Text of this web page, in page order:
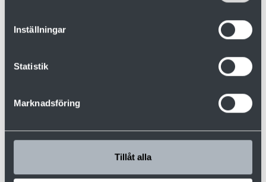
Inställningar
Statistik
Marknadsföring
Tillåt alla
Typ:Trockenkammern